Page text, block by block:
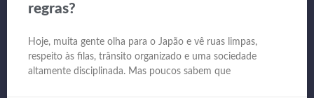
regras?
Hoje, muita gente olha para o Japão e vê ruas limpas,
respeito às filas, trânsito organizado e uma sociedade
altamente disciplinada. Mas poucos sabem que